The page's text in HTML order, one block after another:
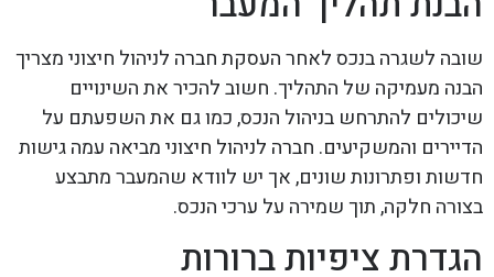
שובה לשגרה בנכס לאחר העסקת חברה לניהול חיצוני מצריך
הבנה מעמיקה של התהליך. חשוב להכיר את השינויים
שיכולים להתרחש בניהול הנכס, כמו גם את השפעתם על
הדיירים והמשקיעים. חברה לניהול חיצוני מביאה עמה גישות
חדשות ופתרונות שונים, אך יש לוודא שהמעבר מתבצע
בצורה חלקה, תוך שמירה על ערכי הנכס.
הגדרת ציפיות ברורות